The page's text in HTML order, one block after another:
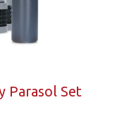
Parasol Set